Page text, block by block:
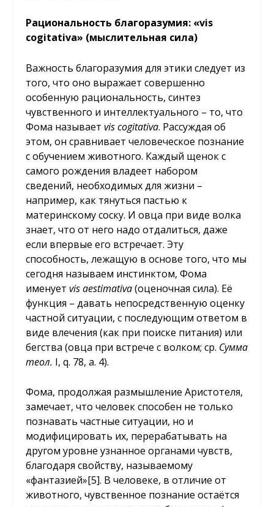
Рациональность благоразумия: «vis
cogitativa» (мыслительная сила)
Важность благоразумия для этики следует из
того, что оно выражает совершенно
особенную рациональность, синтез
чувственного и интеллектуального – то, что
Фома называетvis cogitativa. Рассуждая об
этом, он сравнивает человеческое познание
с обучением животного. Каждый щенок с
самого рождения владеет набором
сведений, необходимых для жизни –
например, как тянуться пастью к
материнскому соску. И овца при виде волка
знает, что от него надо отдалиться, даже
если впервые его встречает. Эту
способность, лежащую в основе того, что мы
сегодня называем инстинктом, Фома
именуетvis aestimativa(оценочная сила). Её
функция – давать непосредственную оценку
частной ситуации, с последующим ответом в
виде влечения (как при поиске питания) или
бегства (овца при встрече с волком; ср. Сумма
теол. I, q. 78, a. 4).
Фома, продолжая размышление Аристотеля,
замечает, что человек способен не только
познавать частные ситуации, но и
модифицировать их, перерабатывать на
другом уровне узнанное органами чувств,
благодаря свойству, называемому
«фантазией»[5]. В человеке, в отличие от
животного, чувственное познание остаётся